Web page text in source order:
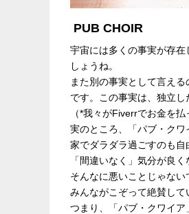
PUB CHOIR
宇宙には多くの事実が存
しょうね。
また別の事実として言え
です。この事実は、独立
（*我々がFiverrでお金を
実のところ、「パブ・ク
家でダラダラ過ごすのも
「間違いなく」気分が良
そんなに悪いことじゃない
みんながこぞって絶賛し
つまり、「パブ・クワイ